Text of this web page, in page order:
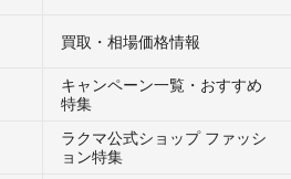
買取・相場価格情報
キャンペーン一覧・おすすめ
特集
ラクマ公式ショップ ファッシ
ョン特集